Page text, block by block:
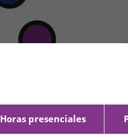
Horas presenciales